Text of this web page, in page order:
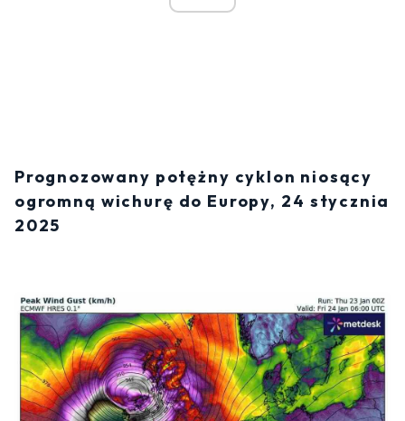
Prognozowany potężny cyklon niosący
ogromną wichurę do Europy, 24 stycznia
2025